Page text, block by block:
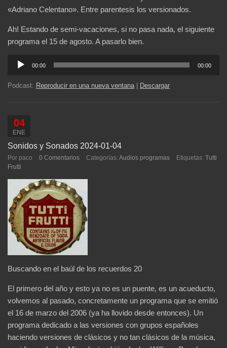
«Adriano Celentano». Entre parentesis los versionados.
Ah! Estando de semi-vacaciones, si no pasa nada, el siguiente
programa el 15 de agosto. A pasarlo bien.
Reproductor
audio
00:00 00:00
Podcast: Reproducir en una nueva ventana| Descargar
04
ENE
Sonidos y Sonados 2024-01-04
Por paco 0 Comentarios Categorías: Audios programas Etiquetas: Tutti
Frutti
Buscando en el baúl de los recuerdos 20
El primero del año y esto ya no es un puente, es un acueducto,
volvemos al pasado, concretamente un programa que se emitió
el 16 de marzo del 2006 (ya ha llovido desde entonces). Un
programa dedicado a las versiones con grupos españoles
haciendo versiones de clásicos y no tan clásicos de la música,